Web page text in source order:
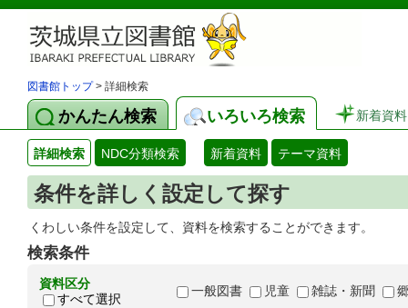
図書館トップ> 詳細検索
かんたん検索 いろいろ検索 新着資料
詳細検索 NDC分類検索 新着資料 テーマ資料
条件を詳しく設定して探す
くわしい条件を設定して、資料を検索することができます。
検索条件
資料区分
すべて選択
一般図書 児童 雑誌・新聞